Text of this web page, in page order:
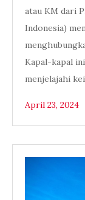
atau KM dari
Indonesia)
Kapal-kapal
menjelajahi
April 23, 2024